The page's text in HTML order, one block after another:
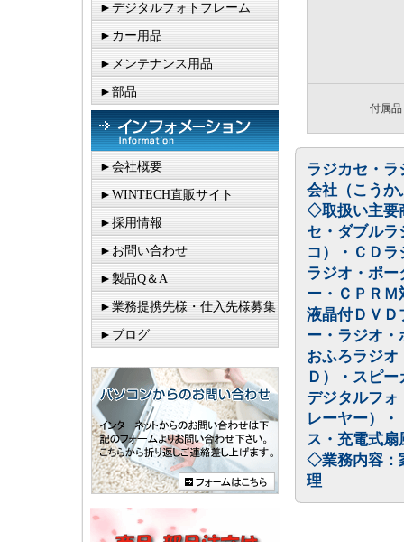
►デジタルフォトフレーム
►カー用品
►メンテナンス用品
►部品
►会社概要
►WINTECH直販サイト
►採用情報
►お問い合わせ
►製品Q＆A
►業務提携先様・仕入先様募集
►ブログ
付属品
ラジカセ・ラ
会社（こうか
◇取扱い主要
セ・ダブル
コ）・ＣＤ
ラジオ・ポ
ー・ＣＰＲ
液晶付ＤＶＤ
ー・ラジオ
おふろラジ
Ｄ）・スピ
デジタルフ
レーヤー）
ス・充電式
◇業務内容
理